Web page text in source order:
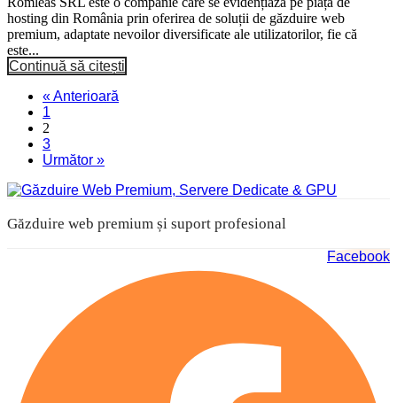
hosting din România prin oferirea de soluții de găzduire web
premium, adaptate nevoilor diversificate ale utilizatorilor, fie că
este...
Continuă să citești
« Anterioară
1
2
3
Următor »
Găzduire web premium și suport profesional
Facebook